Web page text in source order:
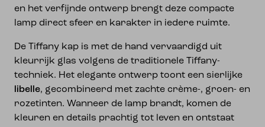
en het verfijnde ontwerp brengt deze compacte
lamp direct sfeer en karakter in iedere ruimte.
De Tiffany kap is met de hand vervaardigd uit
kleurrijk glas volgens de traditionele Tiffany-
techniek. Het elegante ontwerp toont een sierlijke
libelle, gecombineerd met zachte crème-, groen- en
rozetinten. Wanneer de lamp brandt, komen de
kleuren en details prachtig tot leven en ontstaat